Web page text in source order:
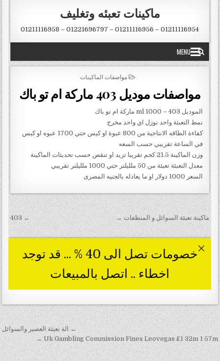
تصفّح المقالات
← الة تعبئة العصير والسوائل
Uk Gambling Commission Fines Leovegas £1 32m 1 57m →